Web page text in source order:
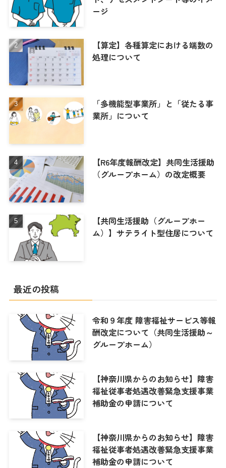
ージ
【算定】各種算定における端数の
処理について
「多機能型事業所」と「従たる事
業所」について
【R6年度報酬改定】共同生活援助
（グループホーム）の改定概要
【共同生活援助（グループホー
ム）】サテライト型住居について
最近の投稿
令和９年度 障害福祉サービス等報
酬改定について（共同生活援助～
グループホーム）
【神奈川県からのお知らせ】障害
福祉従事者処遇改善緊急支援事業
補助金の申請について
【神奈川県からのお知らせ】障害
福祉従事者処遇改善緊急支援事業
補助金の申請について